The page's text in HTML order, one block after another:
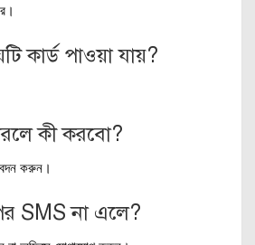
কার্ড পাওয়া যায়?
কী করবো?
করুন।
SMS না এলে?